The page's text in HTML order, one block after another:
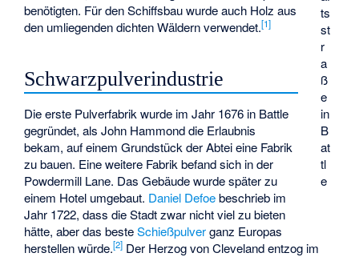
ts
st
r
a
ß
e
in
B
at
tl
e
benötigten. Für den Schiffsbau wurde auch Holz aus
den umliegenden dichten Wäldern verwendet.[1]
Schwarzpulverindustrie
Die erste Pulverfabrik wurde im Jahr 1676 in Battle
gegründet, als John Hammond die Erlaubnis
bekam, auf einem Grundstück der Abtei eine Fabrik
zu bauen. Eine weitere Fabrik befand sich in der
Powdermill Lane. Das Gebäude wurde später zu
einem Hotel umgebaut. Daniel Defoebeschrieb im
Jahr 1722, dass die Stadt zwar nicht viel zu bieten
hätte, aber das besteSchießpulverganz Europas
herstellen würde.[2] Der Herzog von Cleveland entzog im